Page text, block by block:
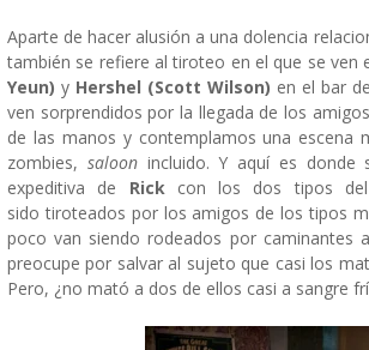
Aparte de hacer alusión a una dolencia
también se refiere al tiroteo en el que se ven
Yeun) y Hershel (Scott Wilson) en el bar
ven sorprendidos por la llegada de los
de las manos y contemplamos una escena
zombies, saloonincluido. Y aquí es donde
expeditiva de Rickcon los dos tipos del
sido tiroteados por los amigos de los tipos
poco van siendo rodeados por caminantes
preocupe por salvar al sujeto que casi los
Pero, ¿no mató a dos de ellos casi a sangre